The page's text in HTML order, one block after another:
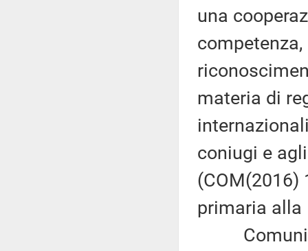
una
materia di
coniugi e
(COM(2016)
primaria alla